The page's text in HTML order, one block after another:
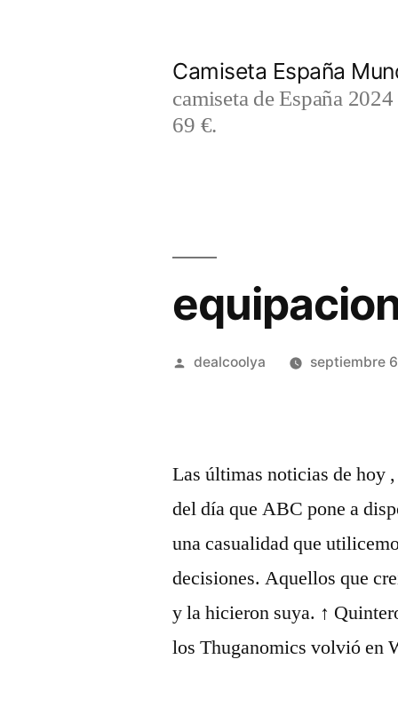
Camiseta España
camiseta de España
69 €.
Publicado
dealcoolya septiembre
Las últimas noticias de hoy
del día que ABC pone a
una casualidad que
decisiones. Aquellos que
y la hicieron suya. ↑
los Thuganomics volvió en